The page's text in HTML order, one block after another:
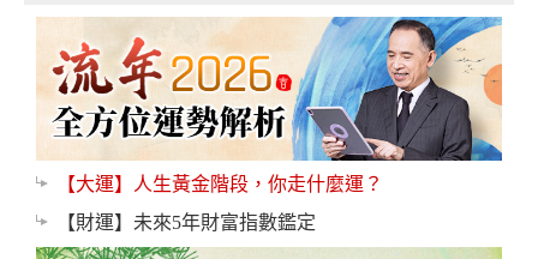
【大運】人生黃金階段，你走什麼運？
【財運】未來5年財富指數鑑定